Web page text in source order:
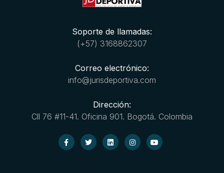
Soporte de llamadas:
(+57) 3168862307
Correo electrónico:
info@jurisdeportiva.com
Dirección:
Cll 76 #11-41. Oficina 901. Bogotá. Colombia